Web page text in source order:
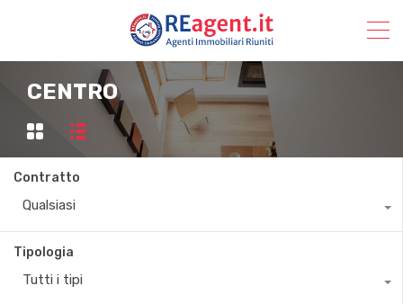
CENTRO
Contratto
Qualsiasi
Tipologia
Tutti i tipi